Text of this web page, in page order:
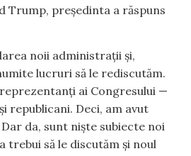
Trump, președinta a răspuns
noii administrații și,
lucruri să le rediscutăm.
ai Congresului —
republicani. Deci, am avut
da, sunt niște subiecte noi
trebui să le discutăm și noul